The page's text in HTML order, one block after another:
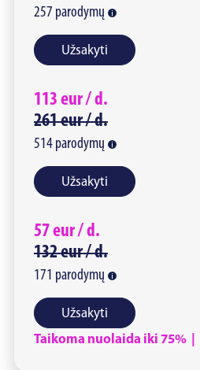
257 parodymų
Užsakyti
113 eur /d.
261eur /d.
514 parodymų
Užsakyti
57eur /d.
132eur /d.
171 parodymų
Užsakyti
Taikoma nuolaida iki 75%